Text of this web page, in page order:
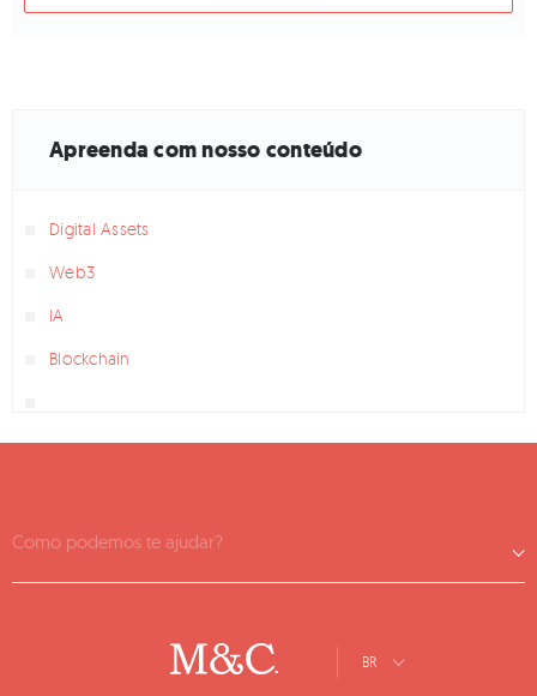
Apreenda com nosso conteúdo
Digital Assets
Web3
IA
Blockchain
Como podemos te ajudar?
BR